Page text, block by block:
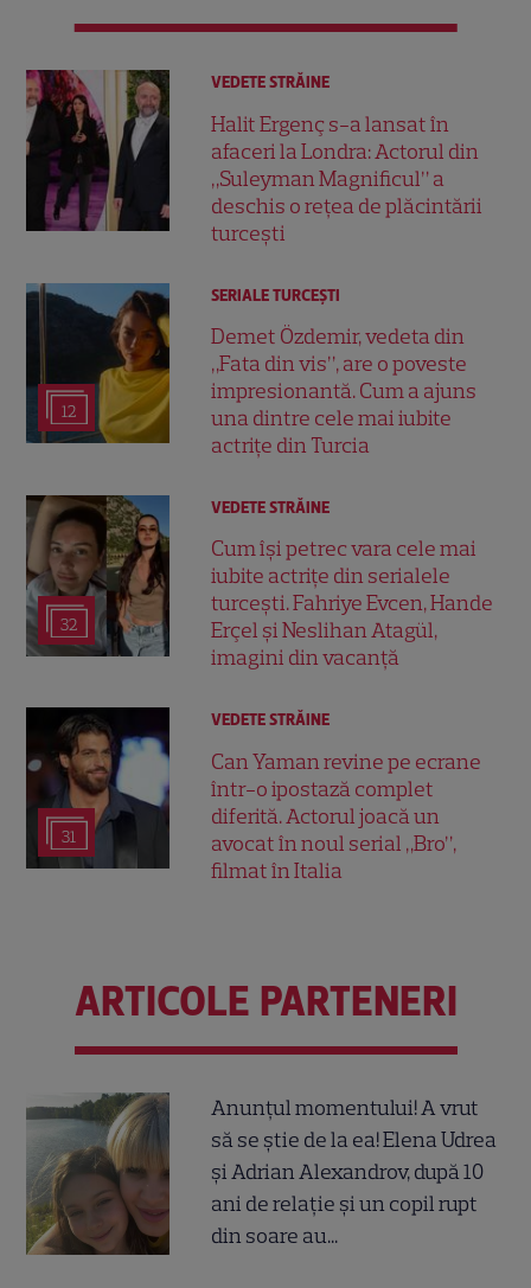
VEDETE STRĂINE
Halit Ergenç s-a lansat în
afaceri la Londra: Actorul din
„Suleyman Magnificul” a
deschis o rețea de plăcintării
turcești
12
SERIALE TURCEŞTI
Demet Özdemir, vedeta din
„Fata din vis”, are o poveste
impresionantă. Cum a ajuns
una dintre cele mai iubite
actrițe din Turcia
32
VEDETE STRĂINE
Cum își petrec vara cele mai
iubite actrițe din serialele
turcești. Fahriye Evcen, Hande
Erçel și Neslihan Atagül,
imagini din vacanță
31
VEDETE STRĂINE
Can Yaman revine pe ecrane
într-o ipostază complet
diferită. Actorul joacă un
avocat în noul serial „Bro”,
filmat în Italia
ARTICOLE PARTENERI
Anunțul momentului! A vrut
să se știe de la ea! Elena Udrea
și Adrian Alexandrov, după 10
ani de relație și un copil rupt
din soare au...